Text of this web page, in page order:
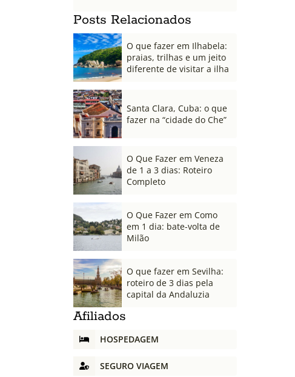
Posts Relacionados
O que fazer em Ilhabela:
praias, trilhas e um jeito
diferente de visitar a ilha
Santa Clara, Cuba: o que
fazer na “cidade do Che”
O Que Fazer em Veneza
de 1 a 3 dias: Roteiro
Completo
O Que Fazer em Como
em 1 dia: bate-volta de
Milão
O que fazer em Sevilha:
roteiro de 3 dias pela
capital da Andaluzia
Afiliados
HOSPEDAGEM
SEGURO VIAGEM